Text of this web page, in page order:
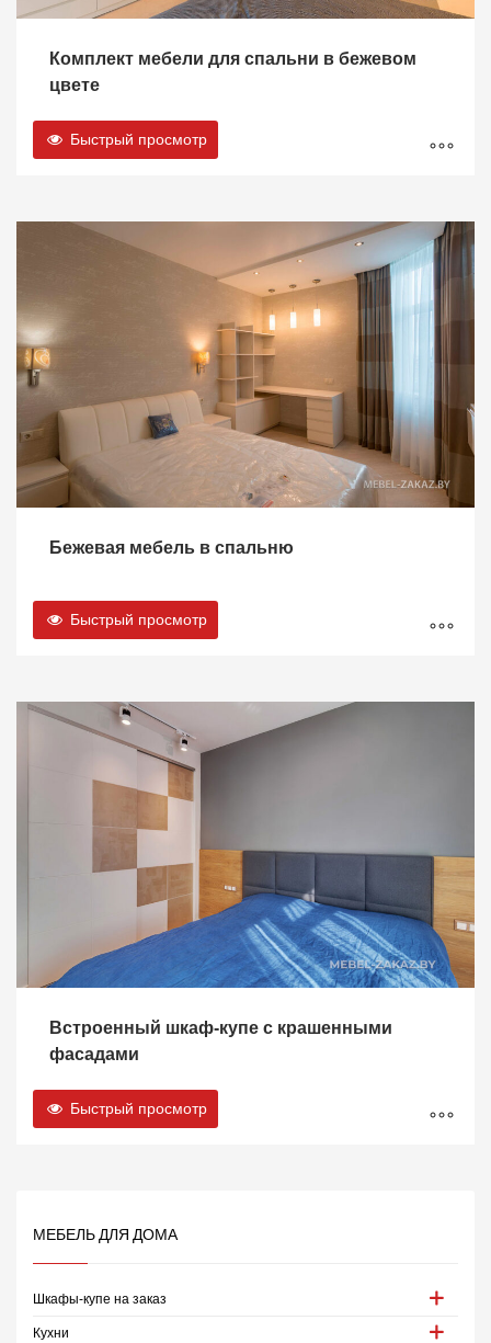
Комплект мебели для спальни в бежевом
цвете
Быстрый просмотр
Бежевая мебель в спальню
Быстрый просмотр
Встроенный шкаф-купе с крашенными
фасадами
Быстрый просмотр
МЕБЕЛЬ ДЛЯ ДОМА
Шкафы-купе на заказ
Кухни